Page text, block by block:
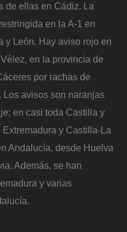
de ellas en Cádiz. La
en la A-1 en
y León. Hay aviso rojo en
en la provincia de
por rachas de
Los avisos son naranjas
en casi toda Castilla y
y Castilla-La
Andalucía, desde Huelva
Además, se han
y varias